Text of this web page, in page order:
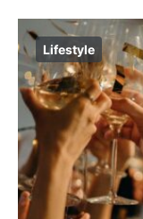
Lifestyle